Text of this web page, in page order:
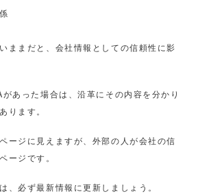
ままだと、会社情報としての信頼性に影
あった場合は、沿革にその内容を分かり
ります。
ージに見えますが、外部の人が会社の信
ージです。
、必ず最新情報に更新しましょう。